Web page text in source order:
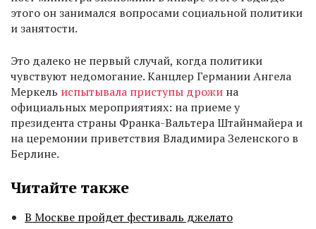
этого он занимался вопросами социальной политики
и занятости.
Это далеко не первый случай, когда политики
чувствуют недомогание. Канцлер Германии Ангела
Меркель испытывала приступы дрожи на
официальных мероприятиях: на приеме у
президента страны Франка-Вальтера Штайнмайера и
на церемонии приветствия Владимира Зеленского в
Берлине.
Читайте также
В Москве пройдет фестиваль джелато